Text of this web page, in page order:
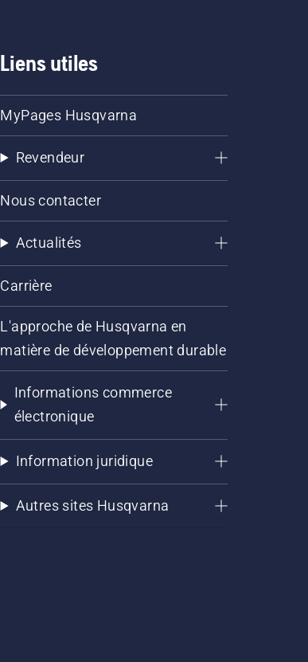
Liens utiles
MyPages Husqvarna
Revendeur
Nous contacter
Actualités
Carrière
L'approche de Husqvarna en
matière de développement durable
Informations commerce
électronique
Information juridique
Autres sites Husqvarna